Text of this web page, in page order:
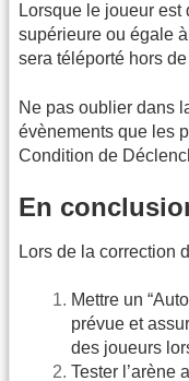
Lorsque le joueur est
supérieure ou égale à
sera téléporté hors de
Ne pas oublier dans
évènements que les
Condition de
En
Lors de la correction
Mettre un
prévue et
des joueurs
Tester l’arène